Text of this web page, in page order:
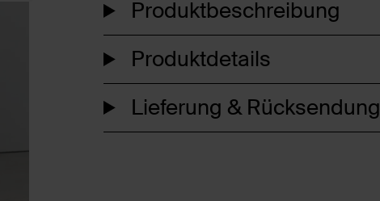
Produktbeschreibung
Produktdetails
Lieferung & Rücksendung